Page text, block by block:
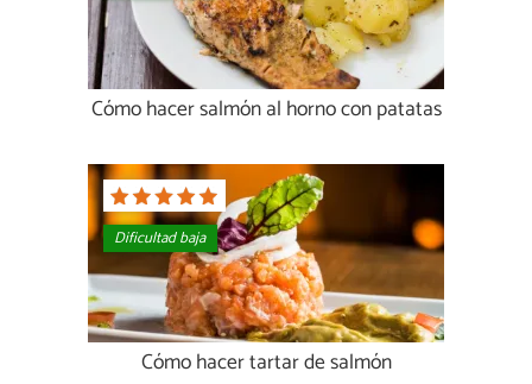
Cómo hacer salmón al horno con patatas
Dificultad baja
Cómo hacer tartar de salmón